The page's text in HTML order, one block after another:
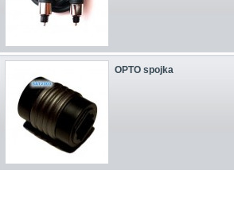
OPTO spojka